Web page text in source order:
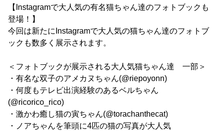
【Instagramで大人気の有名猫ちゃん達のフォトブックも
登場！】
今回は新たにInstagramで大人気の猫ちゃん達のフォトブ
ックも数多く展示されます。
＜フォトブックが展示される大人気猫ちゃん達 一部＞
・有名な双子のアメカヌちゃん(@riepoyonn)
・何度もテレビ出演経験のあるベルちゃん
(@ricorico_rico)
・激かわ癒し猫の寅ちゃん(@torachanthecat)
・ノアちゃんを筆頭に4匹の猫の写真が大人気